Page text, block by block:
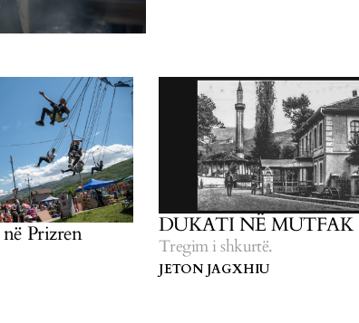
Prizren DUKATI NË MUTFAK
Tregim i shkurtë.
JETON JAGXHIU